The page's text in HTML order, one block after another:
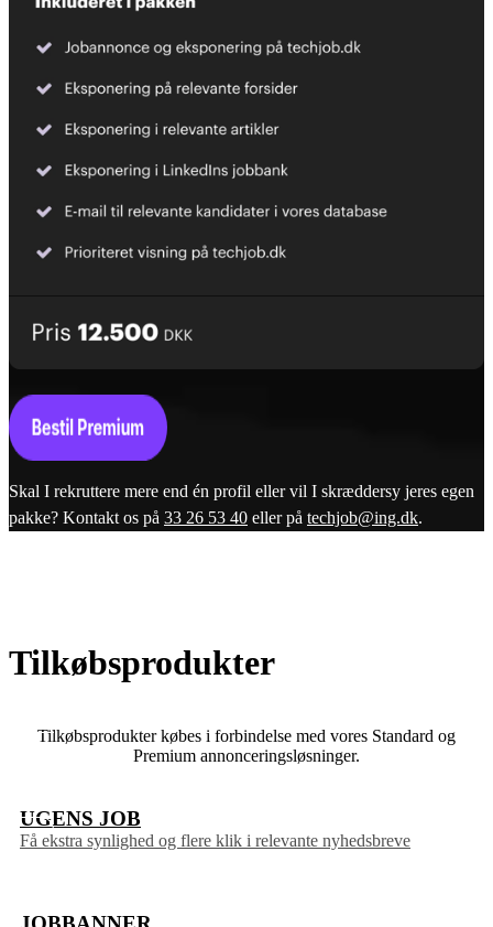
Skal I rekruttere mere end én profil eller vil I skræddersy jeres egen
pakke? Kontakt os på 33 26 53 40 eller på techjob@ing.dk.
Tilkøbsprodukter
Tilkøbsprodukter købes i forbindelse med vores Standard og
Premium annonceringsløsninger.
UGENS JOB
Få ekstra synlighed og flere klik i relevante nyhedsbreve